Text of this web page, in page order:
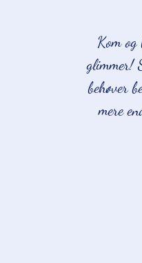
Kom
glimmer!
behøver
mere